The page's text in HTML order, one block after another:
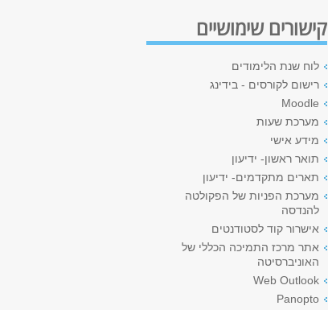
קישורים שימושיים
לוח שנת הלימודים
רישום לקורסים - בידינג
Moodle
מערכת שעות
מידע אישי
תואר ראשון- ידיעון
תארים מתקדמים- ידיעון
מערכת הפניות של הפקולטה
להנדסה
אישרור קוד לסטודנטים
אתר מרכז התמיכה הכללי של
האוניברסיטה
Web Outlook
Panopto